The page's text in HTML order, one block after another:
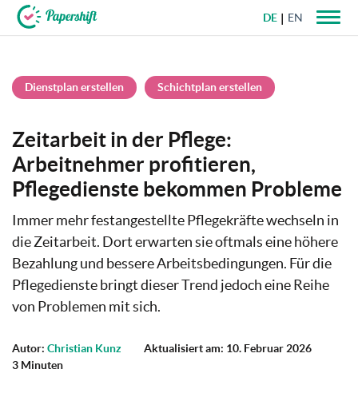
DE EN
Dienstplan erstellen Schichtplan erstellen
Zeitarbeit in der Pflege:
Arbeitnehmer profitieren,
Pflegedienste bekommen Probleme
Immer mehr festangestellte Pflegekräfte wechseln in
die Zeitarbeit. Dort erwarten sie oftmals eine höhere
Bezahlung und bessere Arbeitsbedingungen. Für die
Pflegedienste bringt dieser Trend jedoch eine Reihe
von Problemen mit sich.
Autor: Christian Kunz
Aktualisiert am: 10. Februar 2026
3 Minuten